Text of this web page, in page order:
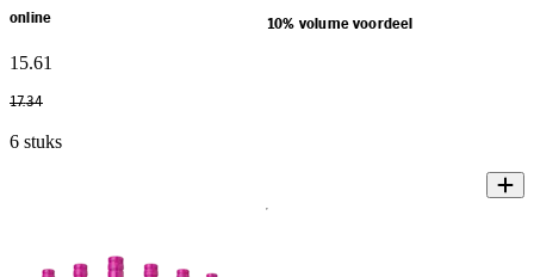
online 10% volume voordeel
15.61
17.34
6 stuks